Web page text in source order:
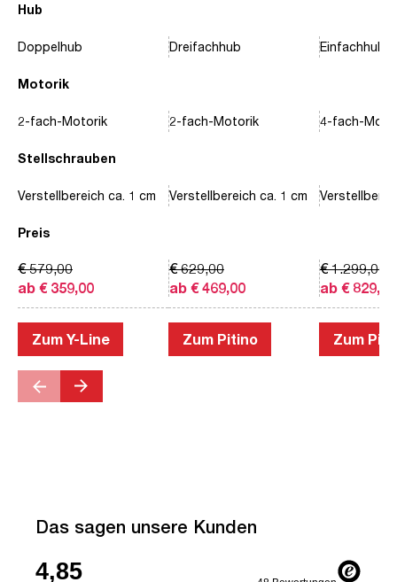
Hub
Motorik
Stellschrauben
Preis
Doppelhub
2-fach-Motorik
Verstellbereich ca. 1 cm
ab € 359,00
€ 579,00
Zum Y-Line
Dreifachhub
2-fach-Motorik
Verstellbereich ca. 1 cm
ab € 469,00
€ 629,00
Zum Pitino
Einfachhub
4-fach-
ab € 829,00
€ 1.299,00
Zum
Das sagen unsere Kunden